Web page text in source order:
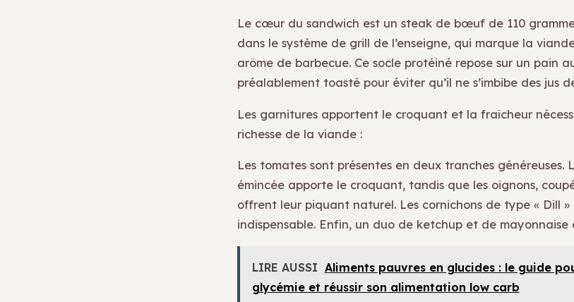
Le cœur du sandwich est un steak de bœuf de 110
dans le système de grill de l’enseigne, qui marque la
arôme de barbecue. Ce socle protéiné repose sur un pain
préalablement toasté pour éviter qu’il ne s’imbibe des jus
Les garnitures apportent le croquant et la fraîcheur
richesse de la viande :
Les tomates sont présentes en deux tranches généreuses.
émincée apporte le croquant, tandis que les oignons,
offrent leur piquant naturel. Les cornichons de type « Dill
indispensable. Enfin, un duo de ketchup et de mayonnaise
LIRE AUSSI Aliments pauvres en glucides : le guide
glycémie et réussir son alimentation low carb